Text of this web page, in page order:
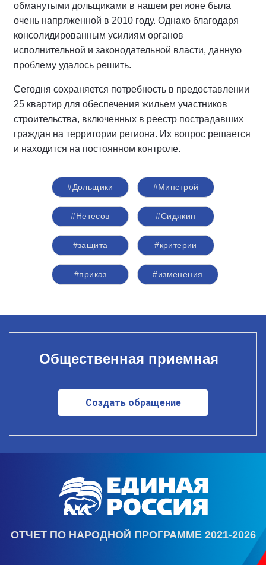
обманутыми дольщиками в нашем регионе была
очень напряженной в 2010 году. Однако благодаря
консолидированным усилиям органов
исполнительной и законодательной власти, данную
проблему удалось решить.
Сегодня сохраняется потребность в предоставлении
25 квартир для обеспечения жильем участников
строительства, включенных в реестр пострадавших
граждан на территории региона. Их вопрос решается
и находится на постоянном контроле.
#Дольщики #Минстрой
#Нетесов #Сидякин
#защита #критерии
#приказ #изменения
Общественная приемная
Создать обращение
ОТЧЕТ ПО НАРОДНОЙ ПРОГРАММЕ 2021-2026